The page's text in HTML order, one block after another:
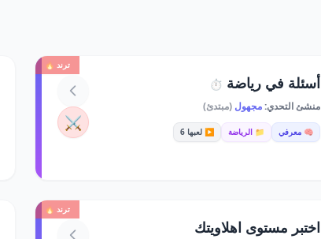
ترند 🔥
أسئلة في رياضة ⏱️
منشئ التحدي:مجهول(مبتدئ)
🧠 معرفي 📁 الرياضة ▶️ لعبها 6 ⚔️
ترند 🔥
اختبر مستوى اهلاويتك